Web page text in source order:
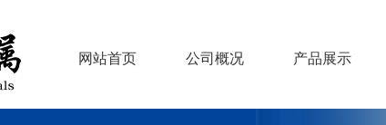
网站首页 公司概况 产品展示